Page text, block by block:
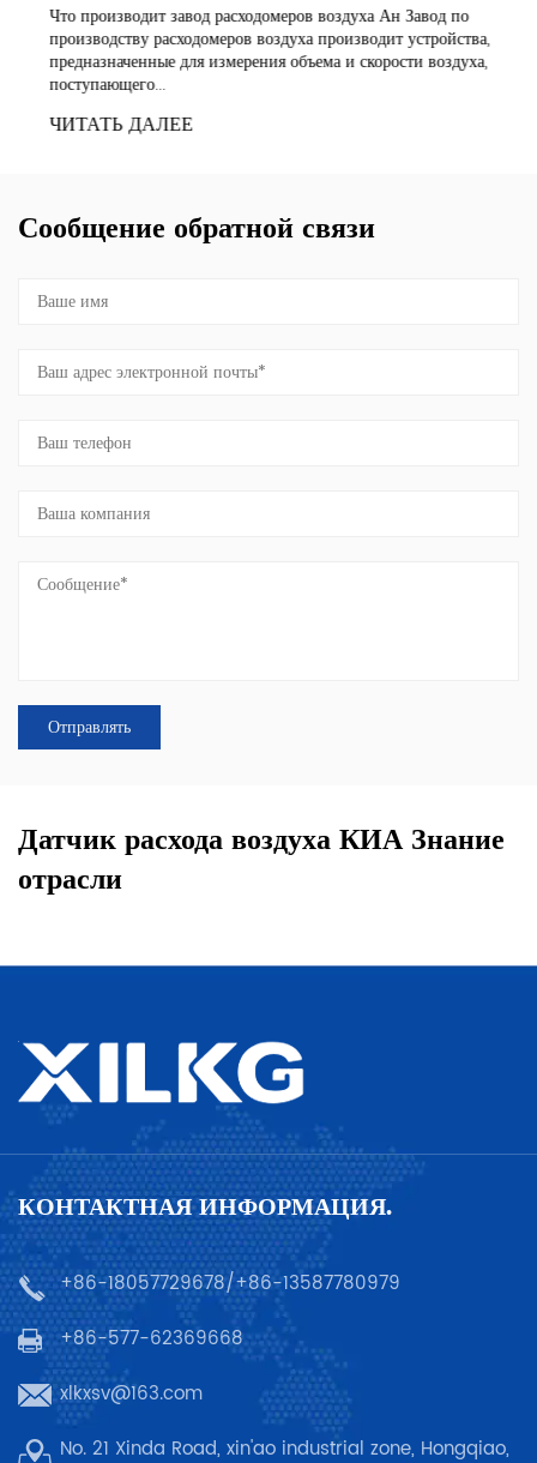
Что производит завод расходомеров воздуха Ан Завод по
производству расходомеров воздуха производит устройства,
предназначенные для измерения объема и скорости воздуха,
поступающего...
ЧИТАТЬ ДАЛЕЕ
Сообщение обратной связи
Датчик расхода воздуха КИА Знание
отрасли
КОНТАКТНАЯ ИНФОРМАЦИЯ.
+86-18057729678/+86-13587780979
+86-577-62369668
xlkxsv@163.com
No. 21 Xinda Road, xin'ao industrial zone, Hongqiao,